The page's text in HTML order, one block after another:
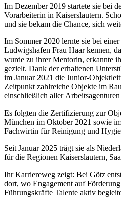
Im Dezember 2019 startete sie bei
Vorarbeiterin in Kaiserslautern.
und sie bekam die Chance, sich
Im Sommer 2020 lernte sie bei
Ludwigshafen Frau Haar kennen,
wurde zu ihrer Mentorin, erkannte
gezielt. Dank der erhaltenen
im Januar 2021 die Junior-
Zeitpunkt zahlreiche Objekte im
einschließlich aller
Es folgten die Zertifizierung zur
München im Oktober 2021 sowie
Fachwirtin für Reinigung und
Seit Januar 2025 trägt sie als
für die Regionen Kaiserslautern,
Ihr Karriereweg zeigt: Bei Götz
dort, wo Engagement auf
Führungskräfte Talente aktiv